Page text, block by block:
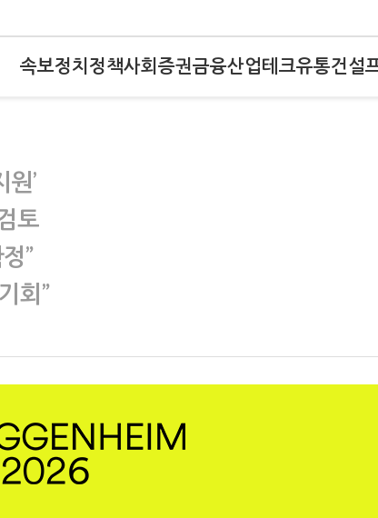
속보정치 정책사회 증권금융산업테크유통건설
’
토
”
회”